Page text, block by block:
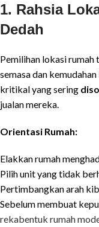
1. Rahsia
Dedah
Pemilihan lokasi rumah
semasa dan
kritikal yang sering
jualan mereka.
Orientasi Rumah:
Elakkan rumah
Pilih unit yang tidak
Pertimbangkan arah
Sebelum membuat
rekabentuk rumah